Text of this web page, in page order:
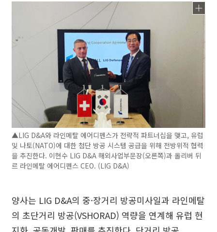
▲LIG D&A와 라인메탈 에어디펜스가 전략적 파트너십을 맺고, 유럽
및 나토(NATO)에 대한 첨단 방공 시스템 공급을 위해 전방위적 협력
을 추진한다. 이현수 LIG D&A 해외사업부문장(오른쪽)과 올리버 뒤
르 라인메탈 에어디펜스 CEO. (LIG D&A)
양사는 LIG D&A의 중·장거리 방공미사일과 라인메탈
의 초단거리 방공(VSHORAD) 역량을 연계해 유럽 현